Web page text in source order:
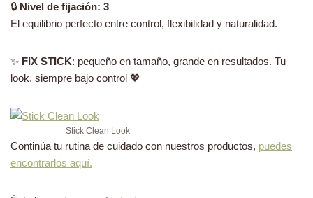
🔒 Nivel de fijación: 3
El equilibrio perfecto entre control, flexibilidad y naturalidad.
✨ FIX STICK: pequeño en tamaño, grande en resultados. Tu
look, siempre bajo control 💖
Stick Clean Look
Continúa tu rutina de cuidado con nuestros productos, puedes
encontrarlos aquí.